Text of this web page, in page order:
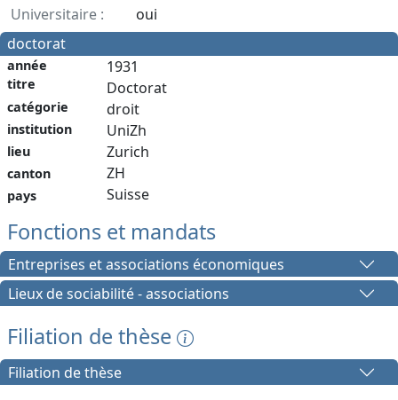
Universitaire :
oui
doctorat
année
titre
catégorie
institution
lieu
canton
pays
1931
Doctorat
droit
UniZh
Zurich
ZH
Suisse
Fonctions et mandats
Entreprises et associations économiques
Lieux de sociabilité - associations
Filiation de thèse
Filiation de thèse